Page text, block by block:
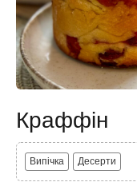
Краффін
Випічка Десерти